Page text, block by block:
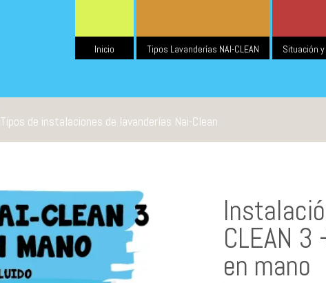
Inicio Tipos Lavanderías NAI-CLEAN Situación
Tipos de instalaciones de lavanderías Nai-Clean
CLEAN
en mano